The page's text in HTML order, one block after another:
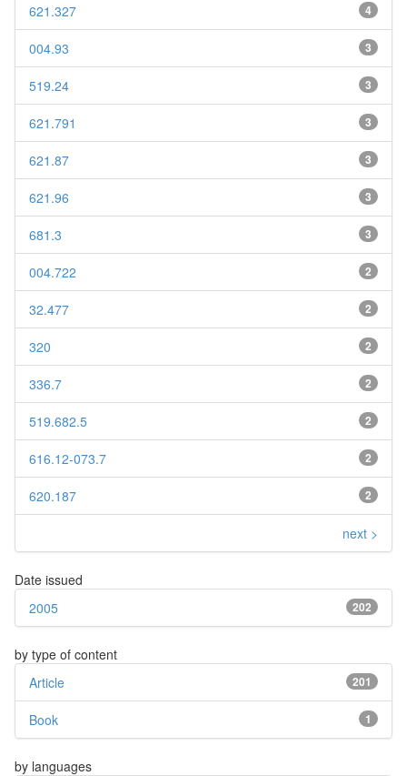
4
621.327
3
004.93
3
519.24
3
621.791
3
621.87
3
621.96
3
681.3
2
004.722
2
32.477
2
320
2
336.7
2
519.682.5
2
616.12-073.7
2
620.187
next >
Date issued
202
2005
by type of content
201
Article
1
Book
by languages